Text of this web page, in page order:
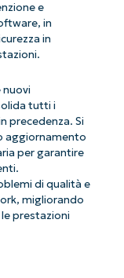
e
in
in
tutti i
precedenza. Si
aggiornamento
per garantire
di qualità e
migliorando
prestazioni